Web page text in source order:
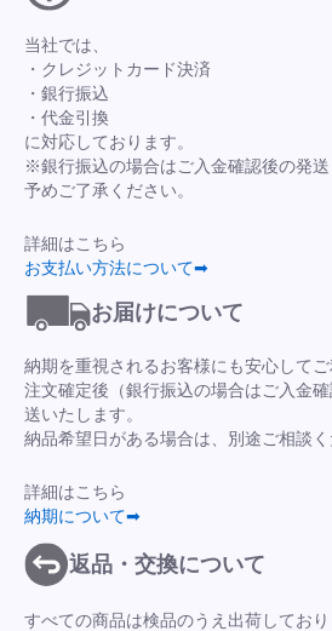
当社では、
・クレジットカード決済
・銀行振込
・代金引換
に対応しております。
※銀行振込の場合はご入金確認後の発送
予めご了承ください。
詳細はこちら
お支払い方法について➡
お届けについて
納期を重視されるお客様にも安心して
注文確定後（銀行振込の場合はご入金
送いたします。
納品希望日がある場合は、別途ご相談く
詳細はこちら
納期について➡
返品・交換について
すべての商品は検品のうえ出荷してお